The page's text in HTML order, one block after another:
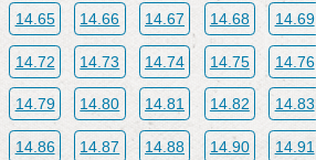
14.65 14.66 14.67 14.68 14.69
14.72 14.73 14.74 14.75 14.76
14.79 14.80 14.81 14.82 14.83
14.86 14.87 14.88 14.90 14.91